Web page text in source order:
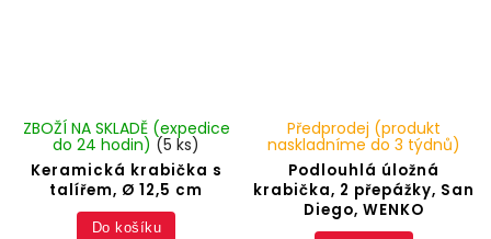
Keramická krabička s
talířem, Ø 12,5 cm
ZBOŽÍ NA SKLADĚ (expedice
do 24 hodin) (5 ks)
Do košíku
Podlouhlá úložná
krabička, 2 přepážky, San
Diego, WENKO
Předprodej (produkt
naskladníme do 3 týdnů)